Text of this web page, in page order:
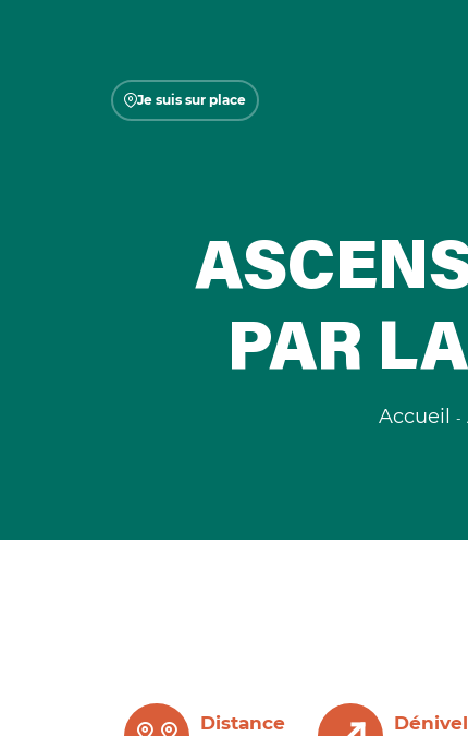
Je suis sur place
PAR
Accueil
Distance